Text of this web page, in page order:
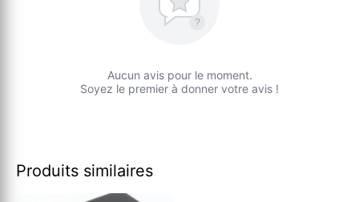
?
Aucun avis pour le moment.
Soyez le premier à donner votre avis !
Produits similaires